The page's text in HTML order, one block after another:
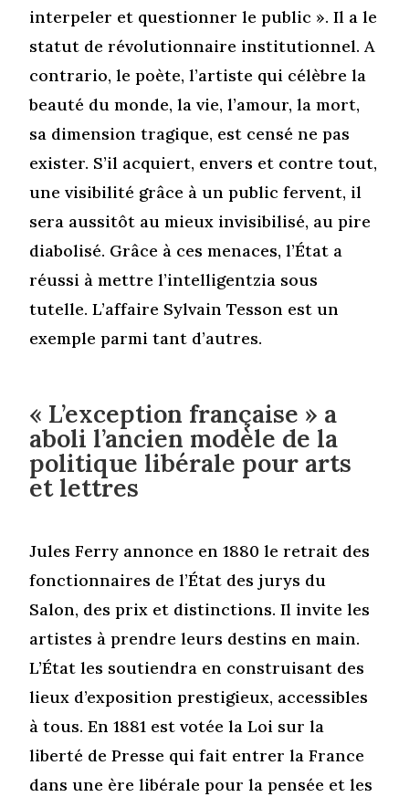
interpeler et questionner le public ». Il a le
statut de révolutionnaire institutionnel. A
contrario, le poète, l’artiste qui célèbre la
beauté du monde, la vie, l’amour, la mort,
sa dimension tragique, est censé ne pas
exister. S’il acquiert, envers et contre tout,
une visibilité grâce à un public fervent, il
sera aussitôt au mieux invisibilisé, au pire
diabolisé. Grâce à ces menaces, l’État a
réussi à mettre l’intelligentzia sous
tutelle. L’affaire Sylvain Tesson est un
exemple parmi tant d’autres.
« L’exception française » a
aboli l’ancien modèle de la
politique libérale pour arts
et lettres
Jules Ferry annonce en 1880 le retrait des
fonctionnaires de l’État des jurys du
Salon, des prix et distinctions. Il invite les
artistes à prendre leurs destins en main.
L’État les soutiendra en construisant des
lieux d’exposition prestigieux, accessibles
à tous. En 1881 est votée la Loi sur la
liberté de Presse qui fait entrer la France
dans une ère libérale pour la pensée et les